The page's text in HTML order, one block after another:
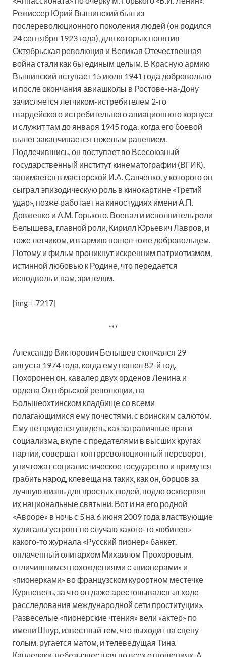
Режиссер Юрий Вышинский был из
послереволюционного поколения людей (он родился
24 сентября 1923 года), для которых понятия
Октябрьская революция и Великая Отечественная
война стали как бы единым целым. В Красную армию
Вышинский вступает 15 июля 1941 года добровольно
и после окончания авиашколы в Ростове-на-Дону
зачисляется летчиком-истребителем 2-го
гвардейского истребительного авиационного корпуса
и служит там до января 1945 года, когда его боевой
вылет заканчивается тяжелым ранением.
Подлечившись, он поступает во Всесоюзный
государственный институт кинематографии (ВГИК),
занимается в мастерской И.А. Савченко, у которого он
сыграл эпизодическую роль в кинокартине «Третий
удар», позже работает на киностудиях имени А.П.
Довженко и А.М. Горького. Воевал и исполнитель роли
Белышева, главной роли, Кирилл Юрьевич Лавров, и
тоже летчиком, и в армию пошел тоже добровольцем.
Потому и фильм проникнут искренним патриотизмом,
истинной любовью к Родине, что передается
исподволь и нам, зрителям.
[img=-7217]
***
Александр Викторович Белышев скончался 29
августа 1974 года, когда ему пошел 82-й год.
Похоронен он, кавалер двух орденов Ленина и
ордена Октябрьской революции, на
Большеохтинском кладбище со всеми
полагающимися ему почестями, с воинским салютом.
Ему не придется увидеть, как заграничные враги
социализма, вкупе с предателями в высших кругах
партии, совершат контрреволюционный переворот,
уничтожат социалистическое государство и примутся
грабить народ, клевеща на таких, как он, борцов за
лучшую жизнь для простых людей, подло оскверняя
их национальные святыни. Вот и на его родной
«Авроре» в ночь с 5 на 6 июня 2009 года властвующие
хулиганы устроят по случаю какого-то «юбилея»
какого-то журнала «Русский пионер» банкет,
оплаченный олигархом Михаилом Прохоровым,
отличившимся похождениями с «пионерами» и
«пионерками» во французском курортном местечке
Куршевель, за что он даже арестовывался «в ходе
расследования международной сети проституции».
Развеселые «пионерские чтения» вели «актер» по
имени Шнур, известный тем, что выходит на сцену
голым, ругается матом, и телеведущая Тина